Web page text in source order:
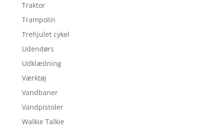
Traktor
Trampolin
Trehjulet cykel
Udendørs
Udklædning
Værktøj
Vandbaner
Vandpistoler
Walkie Talkie